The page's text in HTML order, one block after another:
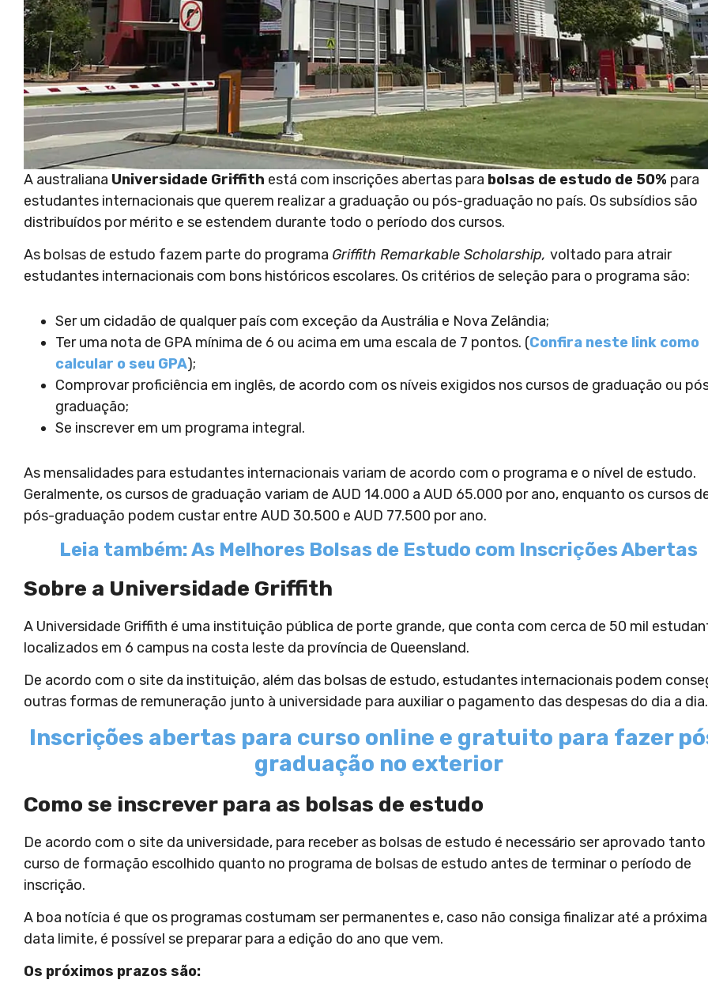
A australiana Universidade Griffith está com inscrições abertas para bolsas de estudo de 50% para
estudantes internacionais que querem realizar a graduação ou pós-graduação no país. Os subsídios são
distribuídos por mérito e se estendem durante todo o período dos cursos.
As bolsas de estudo fazem parte do programa Griffith Remarkable Scholarship, voltado para atrair
estudantes internacionais com bons históricos escolares. Os critérios de seleção para o programa são:
Ser um cidadão de qualquer país com exceção da Austrália e Nova Zelândia;
Ter uma nota de GPA mínima de 6 ou acima em uma escala de 7 pontos. (Confira neste link como
calcular o seu GPA);
Comprovar proficiência em inglês, de acordo com os níveis exigidos nos cursos de graduação ou
graduação;
Se inscrever em um programa integral.
As mensalidades para estudantes internacionais variam de acordo com o programa e o nível de estudo.
Geralmente, os cursos de graduação variam de AUD 14.000 a AUD 65.000 por ano, enquanto os cursos
pós-graduação podem custar entre AUD 30.500 e AUD 77.500 por ano.
Leia também: As Melhores Bolsas de Estudo com Inscrições Abertas
Sobre a Universidade Griffith
A Universidade Griffith é uma instituição pública de porte grande, que conta com cerca de 50 mil
localizados em 6 campus na costa leste da província de Queensland.
De acordo com o site da instituição, além das bolsas de estudo, estudantes internacionais podem
outras formas de remuneração junto à universidade para auxiliar o pagamento das despesas do dia a dia.
Inscrições abertas para curso online e gratuito para fazer
graduação no exterior
Como se inscrever para as bolsas de estudo
De acordo com o site da universidade, para receber as bolsas de estudo é necessário ser aprovado
curso de formação escolhido quanto no programa de bolsas de estudo antes de terminar o período de
inscrição.
A boa notícia é que os programas costumam ser permanentes e, caso não consiga finalizar até a próxima
data limite, é possível se preparar para a edição do ano que vem.
Os próximos prazos são: